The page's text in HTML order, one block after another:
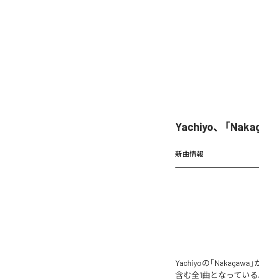
Yachiyo、「
新曲情報
Yachiyoの「Nakagawa
含む全1曲となっている